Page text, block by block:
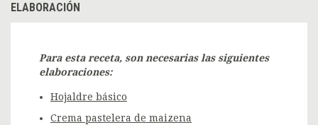
ELABORACIÓN
Para esta receta, son necesarias las siguientes
elaboraciones:
Hojaldre básico
Crema pastelera de maizena